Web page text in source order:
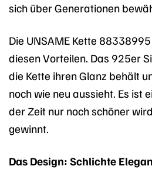
sich über Generationen
Die UNSAME Kette
diesen Vorteilen. Das 925er
die Kette ihren Glanz behält
noch wie neu aussieht. Es ist
der Zeit nur noch schöner
gewinnt.
Das Design: Schlichte